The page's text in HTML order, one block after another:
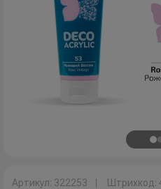
Артикул: 322253 Штрихкод: